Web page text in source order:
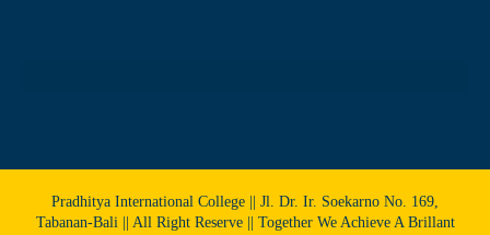
Pradhitya International College || Jl. Dr. Ir. Soekarno No. 169,
Tabanan-Bali || All Right Reserve || Together We Achieve A Brillant